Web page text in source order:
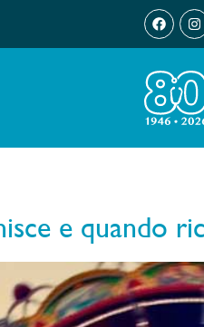
e quando